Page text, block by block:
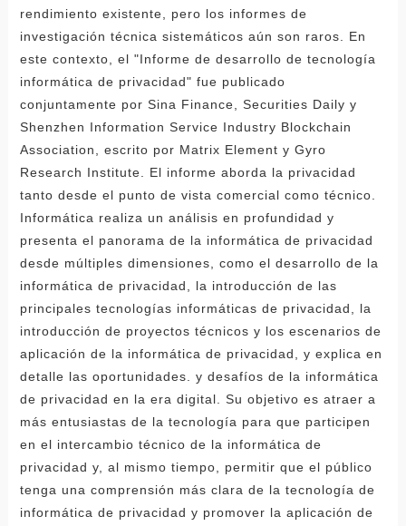
rendimiento existente, pero los informes de
investigación técnica sistemáticos aún son raros. En
este contexto, el "Informe de desarrollo de tecnología
informática de privacidad" fue publicado
conjuntamente por Sina Finance, Securities Daily y
Shenzhen Information Service Industry Blockchain
Association, escrito por Matrix Element y Gyro
Research Institute. El informe aborda la privacidad
tanto desde el punto de vista comercial como técnico.
Informática realiza un análisis en profundidad y
presenta el panorama de la informática de privacidad
desde múltiples dimensiones, como el desarrollo de la
informática de privacidad, la introducción de las
principales tecnologías informáticas de privacidad, la
introducción de proyectos técnicos y los escenarios de
aplicación de la informática de privacidad, y explica en
detalle las oportunidades. y desafíos de la informática
de privacidad en la era digital. Su objetivo es atraer a
más entusiastas de la tecnología para que participen
en el intercambio técnico de la informática de
privacidad y, al mismo tiempo, permitir que el público
tenga una comprensión más clara de la tecnología de
informática de privacidad y promover la aplicación de